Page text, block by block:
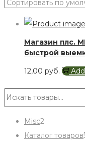
Магазин плс.
быстрой
12,00 руб.
Поиск
Misc2
products
Каталог товаров